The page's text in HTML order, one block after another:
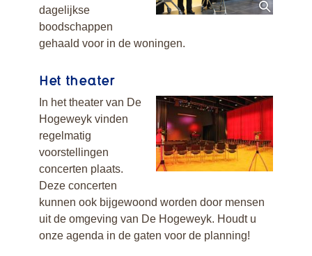
dagelijkse
boodschappen
gehaald voor in de woningen.
Het theater
In het theater van De
Hogeweyk vinden
regelmatig
voorstellingen
concerten plaats.
Deze concerten
kunnen ook bijgewoond worden door mensen
uit de omgeving van De Hogeweyk. Houdt u
onze agenda in de gaten voor de planning!